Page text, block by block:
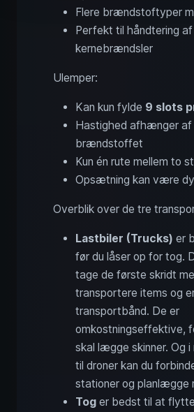
Flere brændstoftyper
Perfekt til håndtering af
kernebrændsler
Ulemper:
Kan kun fylde 9 slots
Hastighed afhænger af
brændstoffet
Kun én rute mellem to
Opsætning kan være
Overblik over de tre
Lastbiler (Trucks) er
før du låser op for tog.
tage de første skridt
transportere items og
transportbånd. De er
omkostningseffektive,
skal lægge skinner. Og
til droner kan du
stationer og planlægge
Tog er bedst til at